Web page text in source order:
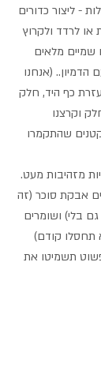
- ליצור כדורים
או לרדד ולקרוץ
שמיים מלאים
הדמיון.. (אנחנו
כף היד, חלק
וקרצנו
שהתקמרו
אבקת סוכר (זה
גם בלי) ושומרים
תחסלו קודם)
תשמיטו את